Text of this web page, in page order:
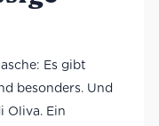
Es gibt
besonders. Und
Oliva. Ein